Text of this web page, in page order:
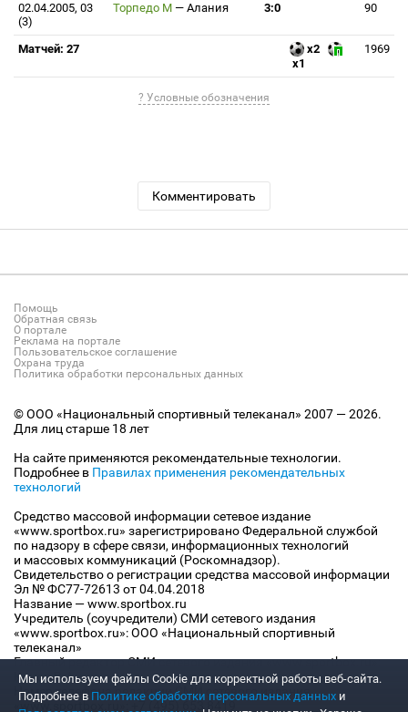
02.04.2005, 03
(3)
Торпедо М — Алания 3:0 90
Матчей: 27
x2
x1
1969
? Условные обозначения
Комментировать
Помощь
Обратная связь
О портале
Реклама на портале
Пользовательское соглашение
Охрана труда
Политика обработки персональных данных
© ООО «Национальный спортивный телеканал» 2007 — 2026.
Для лиц старше 18 лет
На сайте применяются рекомендательные технологии.
Подробнее в Правилах применения рекомендательных
технологий
Средство массовой информации сетевое издание
«www.sportbox.ru» зарегистрировано Федеральной службой
по надзору в сфере связи, информационных технологий
и массовых коммуникаций (Роскомнадзор).
Свидетельство о регистрации средства массовой информации
Эл № ФС77-72613 от 04.04.2018
Название — www.sportbox.ru
Учредитель (соучредители) СМИ сетевого издания
«www.sportbox.ru»: ООО «Национальный спортивный
телеканал»
Главный редактор СМИ сетевого издания «www.sportbox.ru»:
Конов В.А.
Номер телефона редакции СМИ сетевого издания
«www.sportbox.ru»: +7 (495) 653 8419
Мы используем файлы Сookie для корректной работы веб-сайта.
Подробнее в Политике обработки персональных данных и